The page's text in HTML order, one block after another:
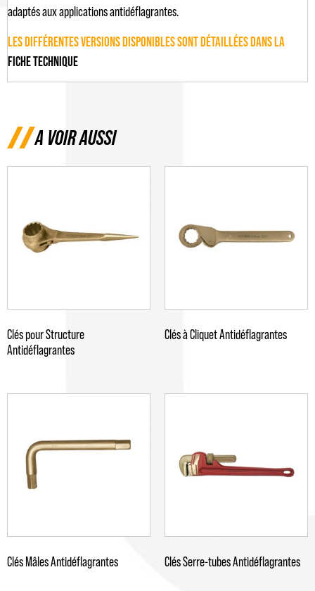
adaptés aux applications antidéflagrantes.
LES DIFFÉRENTES VERSIONS DISPONIBLES SONT DÉTAILLÉES DANS LA
FICHE TECHNIQUE
A VOIR AUSSI
Clés pour Structure
Antidéflagrantes
Clés à Cliquet Antidéflagrantes
Clés Mâles Antidéflagrantes Clés Serre-tubes Antidéflagrantes